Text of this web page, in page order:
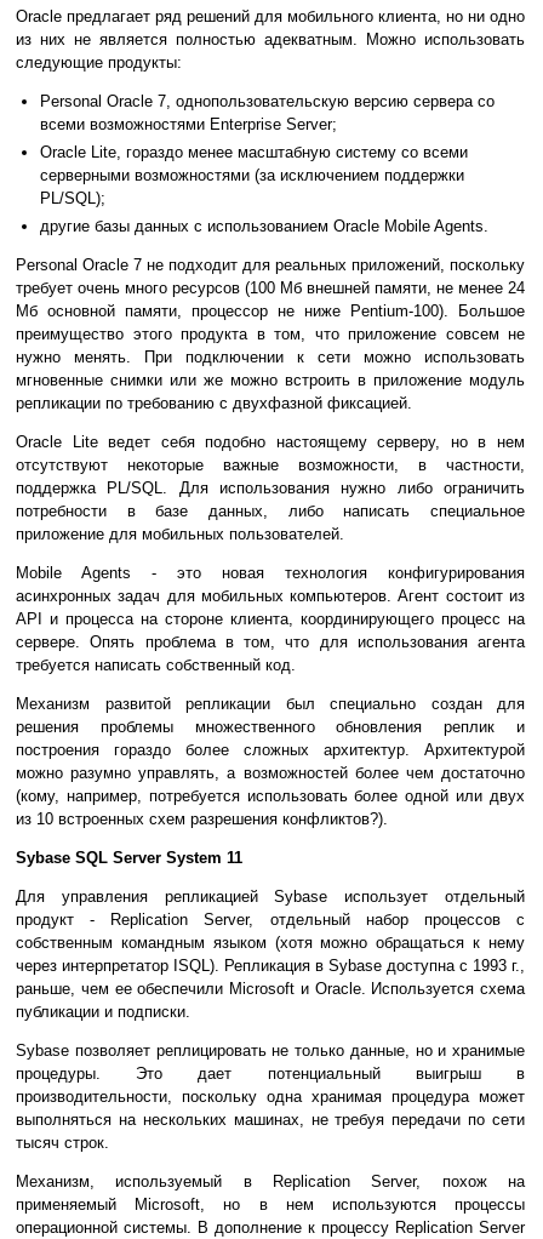
Oracle предлагает ряд решений для мобильного клиента, но ни одно
из них не является полностью адекватным. Можно использовать
следующие продукты:
Personal Oracle 7, однопользовательскую версию сервера со
всеми возможностями Enterprise Server;
Oracle Lite, гораздо менее масштабную систему со всеми
серверными возможностями (за исключением поддержки
PL/SQL);
другие базы данных с использованием Oracle Mobile Agents.
Personal Oracle 7 не подходит для реальных приложений, поскольку
требует очень много ресурсов (100 Мб внешней памяти, не менее 24
Мб основной памяти, процессор не ниже Pentium-100). Большое
преимущество этого продукта в том, что приложение совсем не
нужно менять. При подключении к сети можно использовать
мгновенные снимки или же можно встроить в приложение модуль
репликации по требованию с двухфазной фиксацией.
Oracle Lite ведет себя подобно настоящему серверу, но в нем
отсутствуют некоторые важные возможности, в частности,
поддержка PL/SQL. Для использования нужно либо ограничить
потребности в базе данных, либо написать специальное
приложение для мобильных пользователей.
Mobile Agents - это новая технология конфигурирования
асинхронных задач для мобильных компьютеров. Агент состоит из
API и процесса на стороне клиента, координирующего процесс на
сервере. Опять проблема в том, что для использования агента
требуется написать собственный код.
Механизм развитой репликации был специально создан для
решения проблемы множественного обновления реплик и
построения гораздо более сложных архитектур. Архитектурой
можно разумно управлять, а возможностей более чем достаточно
(кому, например, потребуется использовать более одной или двух
из 10 встроенных схем разрешения конфликтов?).
Sybase SQL Server System 11
Для управления репликацией Sybase использует отдельный
продукт - Replication Server, отдельный набор процессов с
собственным командным языком (хотя можно обращаться к нему
через интерпретатор ISQL). Репликация в Sybase доступна с 1993 г.,
раньше, чем ее обеспечили Microsoft и Oracle. Используется схема
публикации и подписки.
Sybase позволяет реплицировать не только данные, но и хранимые
процедуры. Это дает потенциальный выигрыш в
производительности, поскольку одна хранимая процедура может
выполняться на нескольких машинах, не требуя передачи по сети
тысяч строк.
Механизм, используемый в Replication Server, похож на
применяемый Microsoft, но в нем используются процессы
операционной системы. В дополнение к процессу Replication Server